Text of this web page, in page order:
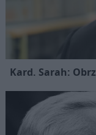
Kard. Sarah: